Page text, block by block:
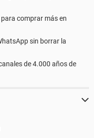
comprar más en
sin borrar la
de 4.000 años de